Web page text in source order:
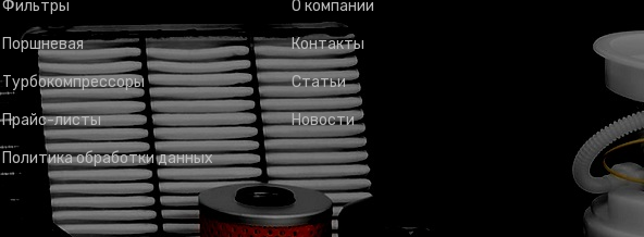
Фильтры
Поршневая
Турбокомпрессоры
Прайс-листы
Политика обработки данных
О компании
Контакты
Статьи
Новости